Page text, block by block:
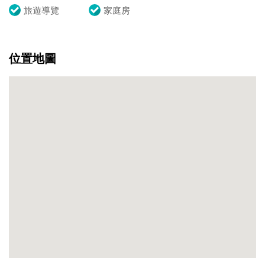
旅遊導覽 家庭房
位置地圖